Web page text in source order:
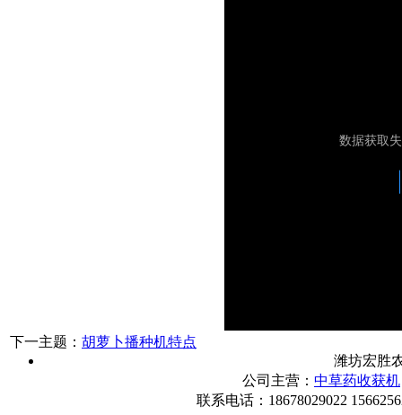
下一主题： 胡萝卜播种机特点
潍坊宏胜
公司主营： 中草药收获机
联系电话：18678029022